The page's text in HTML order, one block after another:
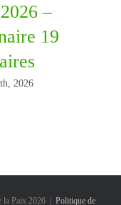
–
19
2026
la Paix 2026 | Politique de